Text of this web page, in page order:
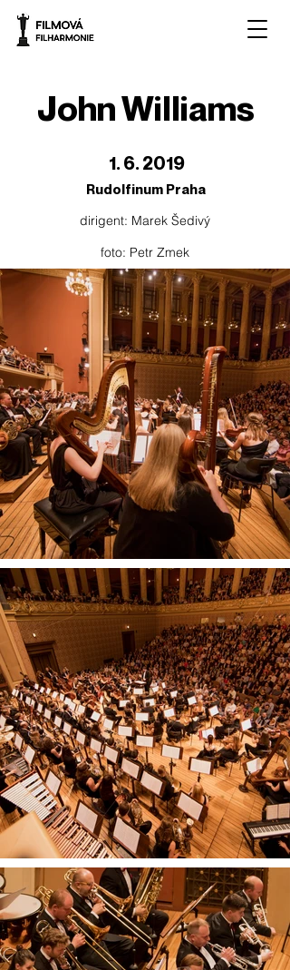
John Williams
1. 6. 2019
Rudolfinum Praha
dirigent: Marek Šedivý
foto: Petr Zmek